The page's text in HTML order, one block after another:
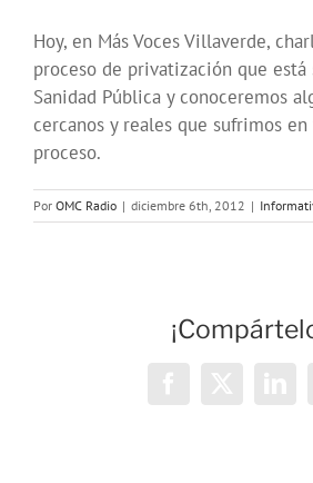
Hoy, en Más Voces Villaverde,
proceso de privatización que
Sanidad Pública y conoceremos
cercanos y reales que sufrimos
proceso.
Por OMC Radio | diciembre 6th, 2012 |